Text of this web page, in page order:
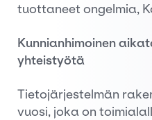
tuottaneet ongelmia,
Kunnianhimoinen
yhteistyötä
Tietojärjestelmän
vuosi, joka on